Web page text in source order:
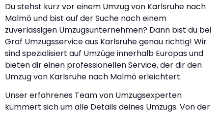
Du stehst kurz vor einem Umzug von Karlsruhe nach
Malmö und bist auf der Suche nach einem
zuverlässigen Umzugsunternehmen? Dann bist du bei
Graf Umzugsservice aus Karlsruhe genau richtig! Wir
sind spezialisiert auf Umzüge innerhalb Europas und
bieten dir einen professionellen Service, der dir den
Umzug von Karlsruhe nach Malmö erleichtert.
Unser erfahrenes Team von Umzugsexperten
kümmert sich um alle Details deines Umzugs. Von der